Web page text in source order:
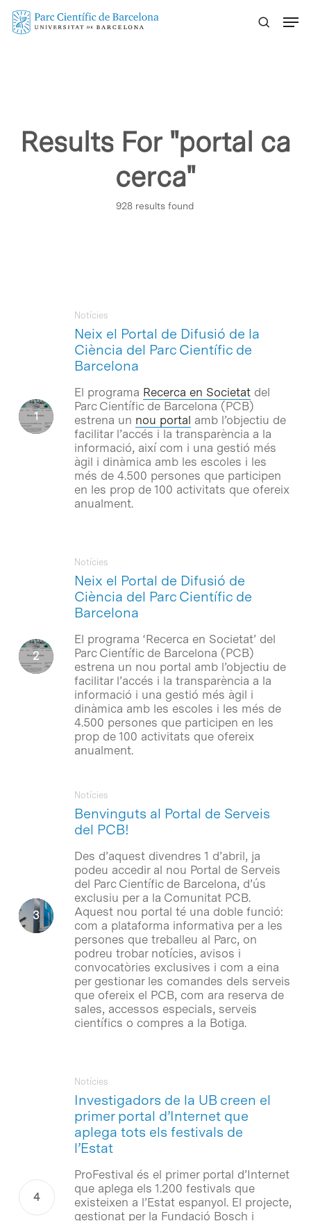
Skip
Results For "portal ca
cerca"
928 results found
Neix el Portal de Difusió de la
Ciència del Parc Científic de
Barcelona
Notícies
El programa Recerca en Societatdel
Parc Científic de Barcelona (PCB)
estrena un nou portal amb l’objectiu de
facilitar l’accés i la transparència a la
informació, així com i una gestió més
àgil i dinàmica amb les escoles i les
més de 4.500 persones que participen
en les prop de 100 activitats que ofereix
anualment.
Neix el Portal de Difusió de
Ciència del Parc Científic de
Barcelona
Notícies
El programa ‘Recerca en Societat’ del
Parc Científic de Barcelona (PCB)
estrena un nou portal amb l’objectiu de
facilitar l’accés i la transparència a la
informació i una gestió més àgil i
dinàmica amb les escoles i les més de
4.500 persones que participen en les
prop de 100 activitats que ofereix
anualment.
Benvinguts al Portal de Serveis
del PCB!
Notícies
Des d’aquest divendres 1 d’abril, ja
podeu accedir al nou Portal de Serveis
del Parc Científic de Barcelona, d’ús
exclusiu per a la Comunitat PCB.
Aquest nou portal té una doble funció:
com a plataforma informativa per a les
persones que treballeu al Parc, on
podreu trobar notícies, avisos i
convocatòries exclusives i com a eina
per gestionar les comandes dels serveis
que ofereix el PCB, com ara reserva de
sales, accessos especials, serveis
científics o compres a la Botiga.
Investigadors de la UB creen el
primer portal d’Internet que
aplega tots els festivals de
l’Estat
Notícies
ProFestival és el primer portal d’Internet
que aplega els 1.200 festivals que
existeixen a l’Estat espanyol. El projecte,
gestionat per la Fundació Bosch i